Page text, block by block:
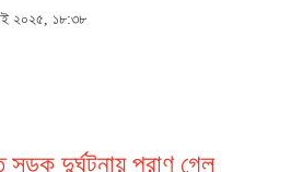
২০২৫, ১৮:৩৮
সড়ক দুর্ঘটনায় প্রাণ গেল